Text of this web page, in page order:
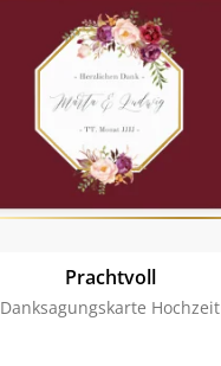
Prachtvoll
Danksagungskarte Hochzeit